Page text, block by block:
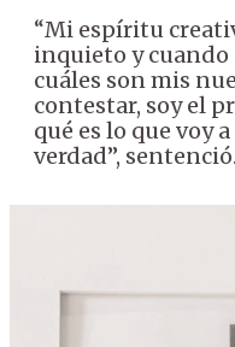
“Mi espíritu
inquieto y
cuáles son mis
contestar, soy el
qué es lo que voy
verdad”, sentenció.